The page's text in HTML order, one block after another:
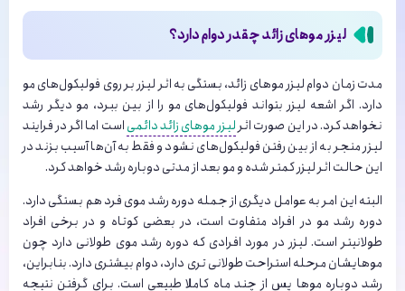
لیزر موهای زائد چقدر دوام دارد؟
مدت زمان دوام لیزر موهای زائد، بستگی به اثر لیزر بر روی فولیکول‌های مو
دارد. اگر اشعه لیزر بتواند فولیکول‌های مو را از بین ببرد، مو دیگر رشد
نخواهد کرد. در این صورت اثرلیزر موهای زائد دائمیاست اما اگر در فرایند
لیزر منجر به از بین رفتن فولیکول‌های نشود و فقط به آن‌ها آسیب بزند در
این حالت اثر لیزر کمتر شده و مو بعد از مدتی دوباره رشد خواهد کرد.
البته این امر به عوامل دیگری از جمله دوره رشد موی فرد هم بستگی دارد.
دوره رشد مو در افراد متفاوت است، در بعضی کوتاه و در برخی افراد
طولانی‎تر است. لیزر در مورد افرادی که دوره رشد موی طولانی دارد چون
موهایشان مرحله استراحت طولانی تری دارد، دوام بیشتری دارد. بنابراین،
رشد دوباره موها پس از چند ماه کاملا طبیعی است. برای گرفتن نتیجه